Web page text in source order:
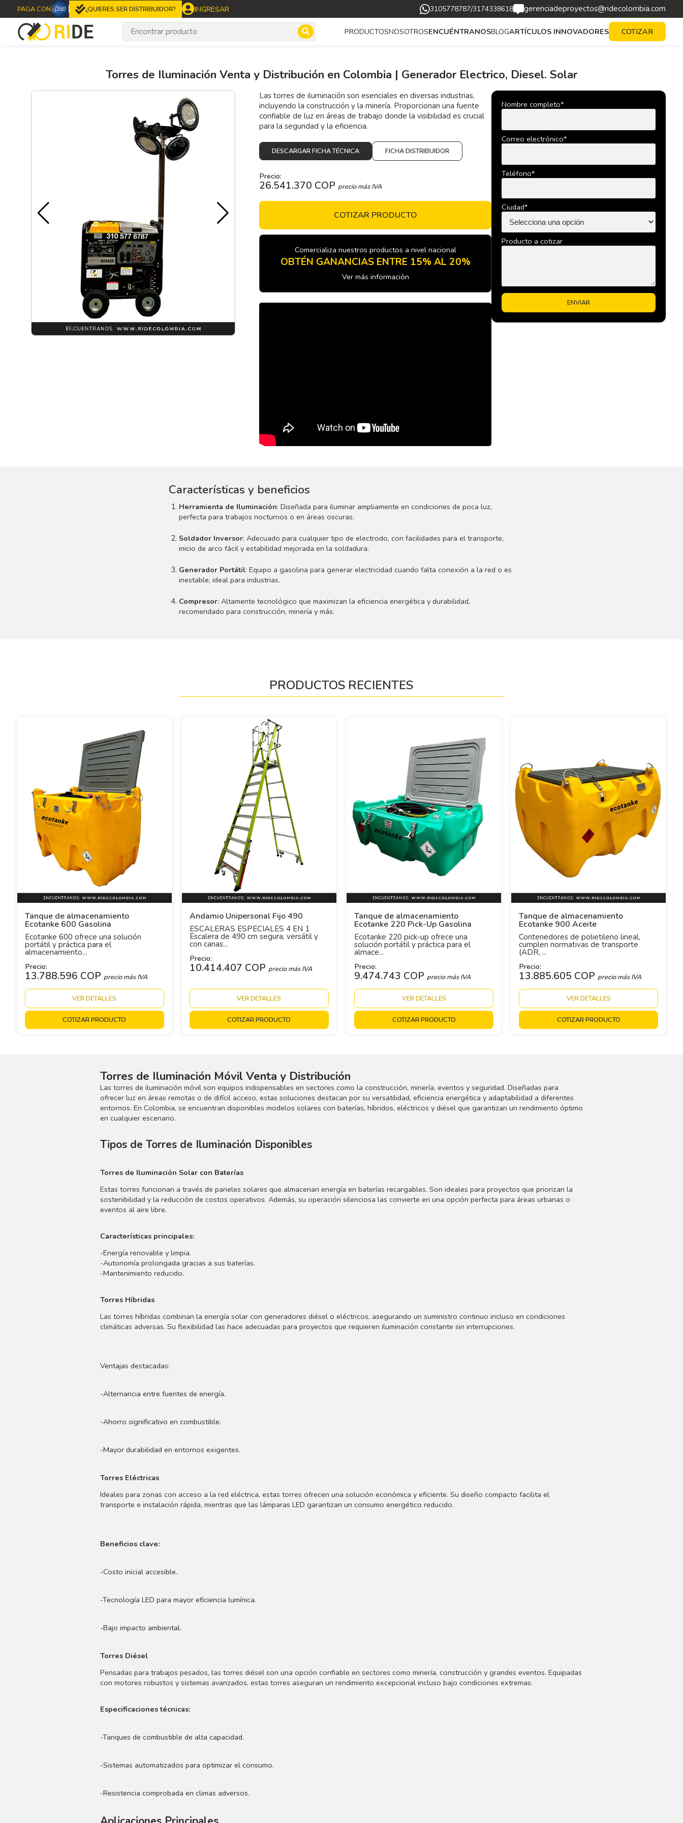
PAGA CON ¿QUIERES SER DISTRIBUIDOR? INGRESAR 3105778787/3174338618 gerenciadeproyectos@ridecolombia.com
PRODUCTOSNOSOTROSENCUÉNTRANOSBLOGARTÍCULOS INNOVADORES COTIZAR
Torres de Iluminación Venta y Distribución en Colombia | Generador Electrico, Diesel. Solar
Las torres de iluminación son esenciales en diversas industrias,
incluyendo la construcción y la minería. Proporcionan una fuente
confiable de luz en áreas de trabajo donde la visibilidad es crucial
para la seguridad y la eficiencia.
DESCARGAR FICHA TÉCNICA FICHA DISTRIBUIDOR
Precio:
26.541.370 COPprecio más IVA
COTIZAR PRODUCTO
Comercializa nuestros productos a nivel nacional
OBTÉN GANANCIAS ENTRE 15% AL 20%
Ver más información
Nombre completo*
Correo electrónico*
Teléfono*
Ciudad*
Producto a cotizar
Características y beneficios
Herramienta de Iluminación: Diseñada para iluminar ampliamente en condiciones de poca luz,
perfecta para trabajos nocturnos o en áreas oscuras.
Soldador Inversor: Adecuado para cualquier tipo de electrodo, con facilidades para el transporte,
inicio de arco fácil y estabilidad mejorada en la soldadura.
Generador Portátil: Equipo a gasolina para generar electricidad cuando falta conexión a la red o es
inestable, ideal para industrias.
Compresor: Altamente tecnológico que maximizan la eficiencia energética y durabilidad,
recomendado para construcción, minería y más.
PRODUCTOS RECIENTES
Tanque de almacenamiento
Ecotanke 600 Gasolina
Ecotanke 600 ofrece una solución
portátil y práctica para el
almacenamiento...
Precio:
13.788.596 COP precio más IVA
VER DETALLES
COTIZAR PRODUCTO
Andamio Unipersonal Fijo 490
ESCALERAS ESPECIALES 4 EN 1
Escalera de 490 cm segura, versátil y
con canas...
Precio:
10.414.407 COP precio más IVA
VER DETALLES
COTIZAR PRODUCTO
Tanque de almacenamiento
Ecotanke 220 Pick-Up Gasolina
Ecotanke 220 pick-up ofrece una
solución portátil y práctica para el
almace...
Precio:
9.474.743 COP precio más IVA
VER DETALLES
COTIZAR PRODUCTO
Tanque de almacenamiento
Ecotanke 900 Aceite
Contenedores de polietileno lineal,
cumplen normativas de transporte
(ADR, ...
Precio:
13.885.605 COPprecio más IVA
VER DETALLES
COTIZAR PRODUCTO
Torres de Iluminación Móvil Venta y Distribución
Las torres de iluminación móvil son equipos indispensables en sectores como la construcción, minería, eventos y seguridad. Diseñadas para
ofrecer luz en áreas remotas o de difícil acceso, estas soluciones destacan por su versatilidad, eficiencia energética y adaptabilidad a diferentes
entornos. En Colombia, se encuentran disponibles modelos solares con baterías, híbridos, eléctricos y diésel que garantizan un rendimiento óptimo
en cualquier escenario.
Tipos de Torres de Iluminación Disponibles
Torres de Iluminación Solar con Baterías
Estas torres funcionan a través de paneles solares que almacenan energía en baterías recargables. Son ideales para proyectos que priorizan la
sostenibilidad y la reducción de costos operativos. Además, su operación silenciosa las convierte en una opción perfecta para áreas urbanas o
eventos al aire libre.
Características principales:
-Energía renovable y limpia.
-Autonomía prolongada gracias a sus baterías.
-Mantenimiento reducido.
Torres Híbridas
Las torres híbridas combinan la energía solar con generadores diésel o eléctricos, asegurando un suministro continuo incluso en condiciones
climáticas adversas. Su flexibilidad las hace adecuadas para proyectos que requieren iluminación constante sin interrupciones.
Ventajas destacadas:
-Alternancia entre fuentes de energía.
-Ahorro significativo en combustible.
-Mayor durabilidad en entornos exigentes.
Torres Eléctricas
Ideales para zonas con acceso a la red eléctrica, estas torres ofrecen una solución económica y eficiente. Su diseño compacto facilita el
transporte e instalación rápida, mientras que las lámparas LED garantizan un consumo energético reducido.
Beneficios clave:
-Costo inicial accesible.
-Tecnología LED para mayor eficiencia lumínica.
-Bajo impacto ambiental.
Torres Diésel
Pensadas para trabajos pesados, las torres diésel son una opción confiable en sectores como minería, construcción y grandes eventos. Equipadas
con motores robustos y sistemas avanzados, estas torres aseguran un rendimiento excepcional incluso bajo condiciones extremas.
Especificaciones técnicas:
-Tanques de combustible de alta capacidad.
-Sistemas automatizados para optimizar el consumo.
-Resistencia comprobada en climas adversos.